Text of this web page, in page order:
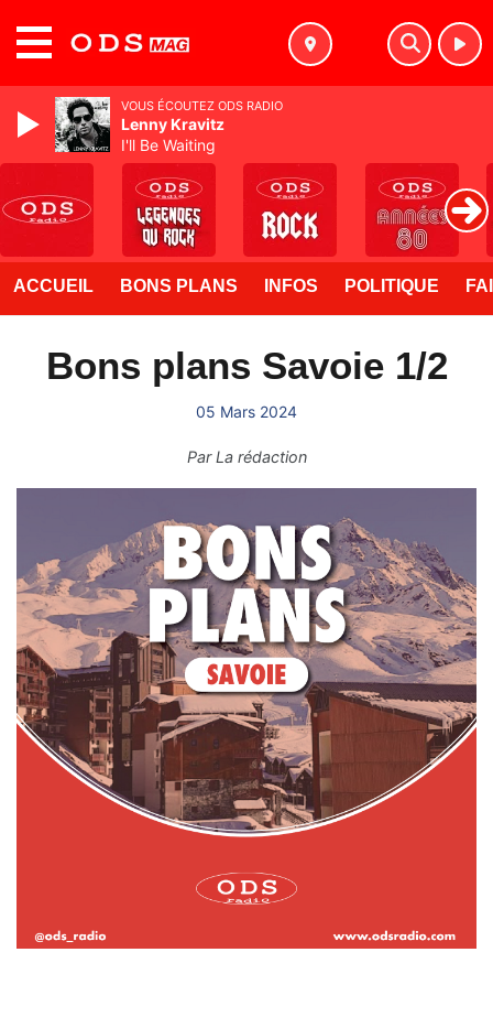
ACCUEIL BONS PLANS INFOS POLITIQUE
Bons plans Savoie 1/2
05 Mars 2024
ParLa rédaction
VOUS ÉCOUTEZ ODS RADIO
Lenny Kravitz
I'll Be Waiting